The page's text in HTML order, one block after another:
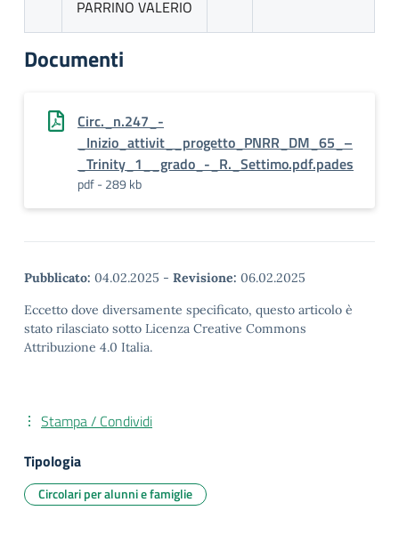
PARRINO VALERIO
Documenti
Circ._n.247_-
_Inizio_attivit__progetto_PNRR_DM_65_–
_Trinity_1__grado_-_R._Settimo.pdf.pades
pdf - 289 kb
Pubblicato: 04.02.2025 - Revisione: 06.02.2025
Eccetto dove diversamente specificato, questo articolo è
stato rilasciato sotto Licenza Creative Commons
Attribuzione 4.0 Italia.
Stampa / Condividi
Tipologia
Circolari per alunni e famiglie